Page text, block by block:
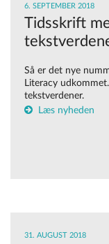
6. SEPTEMBER 2018
Tidsskrift
Så er det nye
Literacy
tekstverdener.
Læs nyheden
31. AUGUST 2018